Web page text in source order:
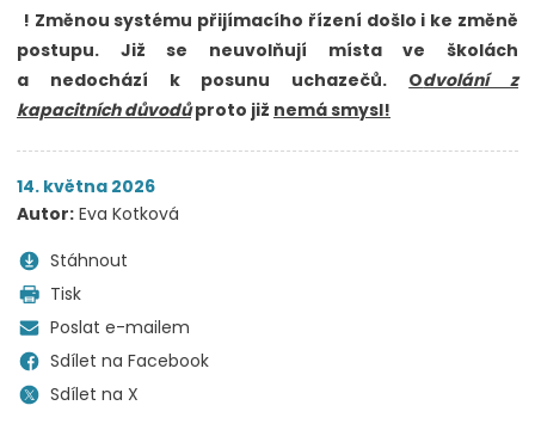
! Změnou systému přijímacího řízení došlo i ke změně
postupu. Již se neuvolňují místa ve školách
a nedochází k posunu uchazečů. Odvolání z
kapacitních důvodůproto již nemá smysl!
14. května 2026
Autor: Eva Kotková
Stáhnout
Tisk
Poslat e-mailem
Sdílet na Facebook
Sdílet na X